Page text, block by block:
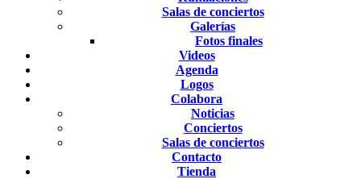
Salas de conciertos
Galerías
Fotos finales
Videos
Agenda
Logos
Colabora
Noticias
Conciertos
Salas de conciertos
Contacto
Tienda